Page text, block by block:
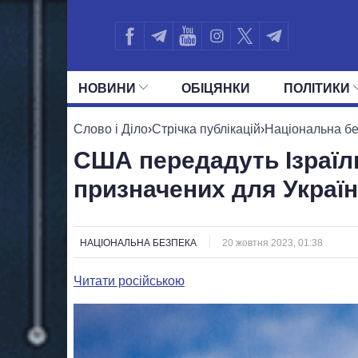
НОВИНИ ОБIЦЯНКИ ПОЛIТИКИ
УСІ ПОЛІТИКИ ПРЕЗИДЕНТ І
Слово і Діло›Стрічка публікацій›Національна
США передадуть
призначених для
НАЦІОНАЛЬНА БЕЗПЕКА 20 жовтня 2023, 01:38
Читати російською